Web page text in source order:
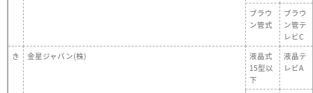
ブラウ
ン管式
ブラウ
ン管テ
レビC
き
金星ジャパン(株)
液晶式
15型以
下
液晶テ
レビA